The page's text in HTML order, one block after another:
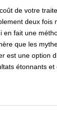
de votre
deux fois
en fait une
que les
est une option
étonnants et